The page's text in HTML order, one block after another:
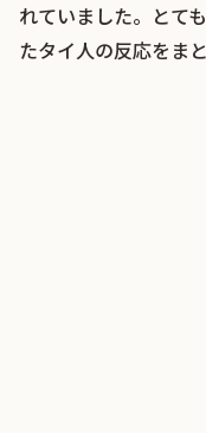
れていました。とて
たタイ人の反応をま